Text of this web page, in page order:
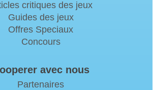
critiques des jeux
Guides des jeux
Offres Speciaux
Concours
avec nous
Partenaires